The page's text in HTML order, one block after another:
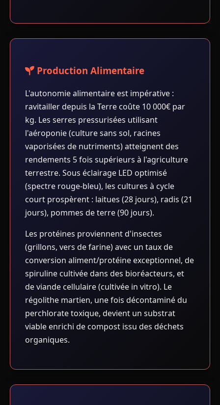
Production Alimentaire
L'autonomie alimentaire est impérative :
ravitailler depuis la Terre coûte 10 000€ par
kg. Les serres pressurisées utilisant
l'aéroponie (culture sans sol, racines
vaporisées de nutriments) atteignent des
rendements 5 fois supérieurs à l'agriculture
terrestre. Sous éclairage LED optimisé
(spectre rouge-bleu), les cultures à cycle
court prospèrent : laitues (28 jours), radis (21
jours), pommes de terre (90 jours).
Les protéines proviennent d'insectes
(grillons, vers de farine) avec un taux de
conversion aliment/protéine exceptionnel, de
spiruline cultivée dans des bioréacteurs, et
de viande cellulaire (cultivée in vitro). Le
régolithe martien, une fois décontaminé du
perchlorate toxique, devient un substrat
viable enrichi de compost issu des déchets
organiques.